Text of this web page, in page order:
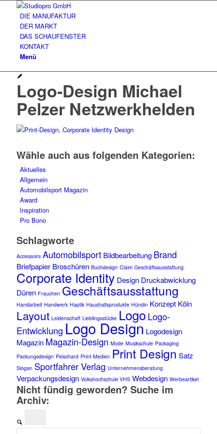
DIE MANUFAKTUR
DER MARKT
DAS SCHAUFENSTER
KONTAKT
Menü
Logo-Design Michael
Pelzer Netzwerkhelden
Wähle auch aus folgenden Kategorien:
Aktuelles
Allgemein
Automobilsport Magazin
Award
Inspiration
Pro Bono
Schlagworte
Accessoirs Automobilsport Bildbearbeitung Brand
Briefpapier Broschüren Buchdesign Claim Geschäftsausstattung
Corporate Identity Design Druckabwicklung
Düren Frauchen Geschäftsausstattung
Handarbeit Handwerk Haptik Haushaltsprodukte Hündin Konzept Köln
Layout Leidenschaft Lieblingsstücke Logo Logo-
Entwicklung Logo Design Logodesign
Magazin Magazin-Design Mode Musikschule Packaging
Packungsdesign Peischard Print-Medien Print Design Satz
Slogan Sportfahrer Verlag Unternehmensberatung
Verpackungsdesign Volkshochschule VHS Webdesign Werbeartikel
Nicht fündig geworden? Suche im
Archiv: